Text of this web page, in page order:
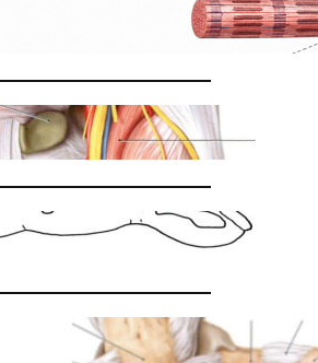
膝裏の痛み
医療用語の齟齬
二分靭帯損傷